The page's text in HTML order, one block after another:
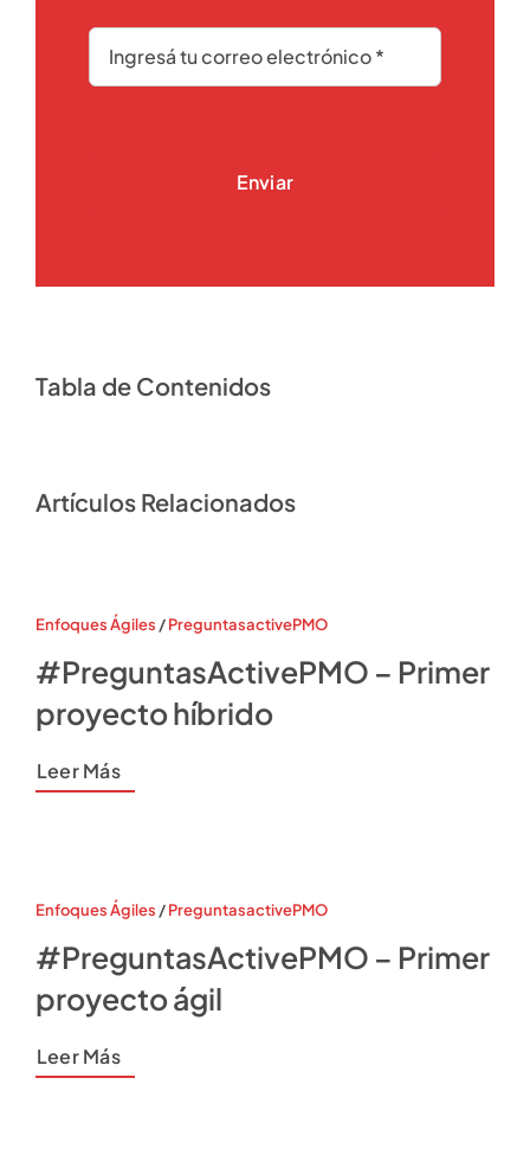
Enviar
Tabla de Contenidos
Artículos Relacionados
Enfoques Ágiles /PreguntasactivePMO
#PreguntasActivePMO – Primer
proyecto híbrido
Leer Más
Enfoques Ágiles /PreguntasactivePMO
#PreguntasActivePMO – Primer
proyecto ágil
Leer Más